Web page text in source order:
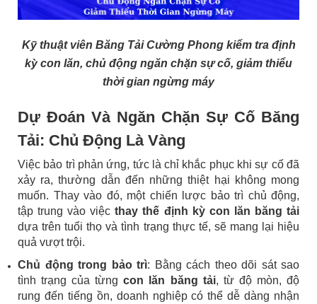
Kỹ thuật viên Băng Tải Cường Phong kiểm tra định
kỳ con lăn, chủ động ngăn chặn sự cố, giảm thiểu
thời gian ngừng máy
Dự Đoán Và Ngăn Chặn Sự Cố Băng
Tải: Chủ Động Là Vàng
Việc bảo trì phản ứng, tức là chỉ khắc phục khi sự cố đã
xảy ra, thường dẫn đến những thiệt hại không mong
muốn. Thay vào đó, một chiến lược bảo trì chủ động,
tập trung vào việcthay thế định kỳ con lăn băng tải
dựa trên tuổi thọ và tình trạng thực tế, sẽ mang lại hiệu
quả vượt trội.
Chủ động trong bảo trì: Bằng cách theo dõi sát sao
tình trạng của từngcon lăn băng tải, từ độ mòn, độ
rung đến tiếng ồn, doanh nghiệp có thể dễ dàng nhận